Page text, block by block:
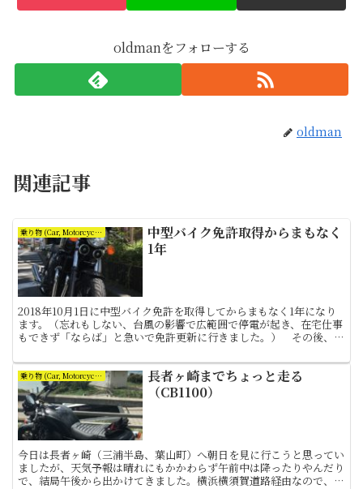
oldmanをフォローする
oldman
関連記事
乗り物 (Car, Motorcycle and Bicycle)
中型バイク免許取得からまもなく
1年
2018年10月1日に中型バイク免許を取得してからまもなく1年になり
ます。（忘れもしない、台風の影響で広範囲で停電が起き、在宅仕事
もできず「ならば」と急いで免許更新に行きました。） その後、今
乗り物 (Car, Motorcycle and Bicycle)
長者ヶ崎までちょっと走る
（CB1100）
今日は長者ヶ崎（三浦半島、葉山町）へ朝日を見に行こうと思ってい
ましたが、天気予報は晴れにもかかわらず午前中は降ったりやんだり
で、結局午後から出かけてきました。横浜横須賀道路経由なので、本